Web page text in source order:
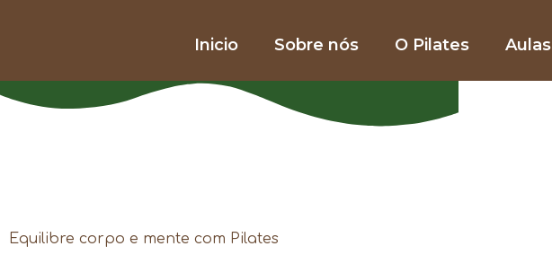
Inicio Sobre nós O Pilates Aulas
Equilibre corpo e mente com Pilates